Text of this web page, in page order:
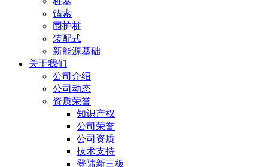
锚索
围护桩
装配式
新能源基础
关于我们
公司介绍
公司动态
资质荣誉
知识产权
公司荣誉
公司资质
技术支持
登陆新三板